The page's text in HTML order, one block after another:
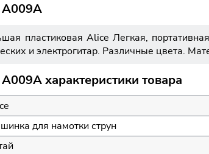
пластиковая Alice Легкая,
и электрогитар. Различные цвета.
характеристики товара
для намотки струн